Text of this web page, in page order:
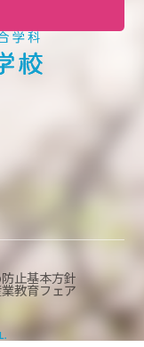
止基本方針
教育フェア